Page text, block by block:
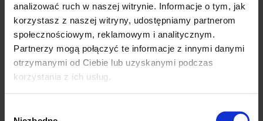
analizować ruch w naszej witrynie. Informacje o tym, jak
korzystasz z naszej witryny, udostępniamy partnerom
społecznościowym, reklamowym i analitycznym.
Partnerzy mogą połączyć te informacje z innymi danymi
otrzymanymi od Ciebie lub uzyskanymi podczas
korzystania z ich usług.
Poduszka na krzesło ogrodowe 86 x 50 cm ALPEN
siedzisko+oparcie
49.90
Poduszka na krzesło ogrodowe ALPEN FOTEL siedzisko + oparcie
Poduszka na krzesło ogrodowe ALPEN powstała z myślą o różnego rodzaju
czy plastik. Jest to nasz podstawowy model przeznaczony na tego typu meble